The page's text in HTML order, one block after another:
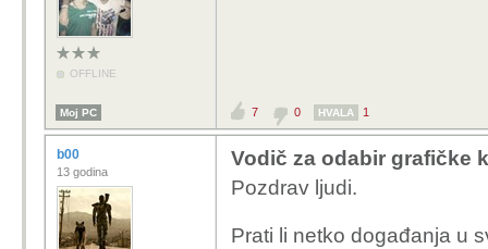
OFFLINE
Moj PC 7 0 HVALA 1
b00
13 godina
Vodič za odabir grafičke
Pozdrav ljudi.
Prati li netko događanja u